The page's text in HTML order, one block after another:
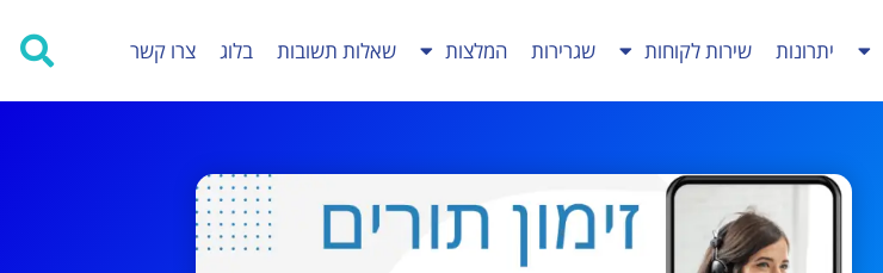
יתרונות שירות לקוחות שגרירות המלצות שאלות תשובות בלוג צרו קשר